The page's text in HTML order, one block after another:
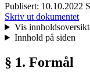
Publisert: 10.10.2022
Skriv ut dokumentet
Vis
Innhold på siden
§ 1. Formål